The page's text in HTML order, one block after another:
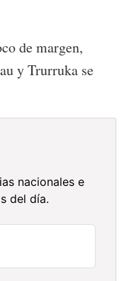
de margen,
y Trurruka se
nacionales e
del día.